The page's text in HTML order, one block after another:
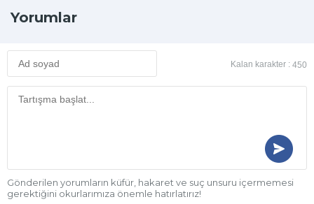
Yorumlar
Kalan karakter : 450
Gönderilen yorumların küfür, hakaret ve suç unsuru içermemesi
gerektiğini okurlarımıza önemle hatırlatırız!